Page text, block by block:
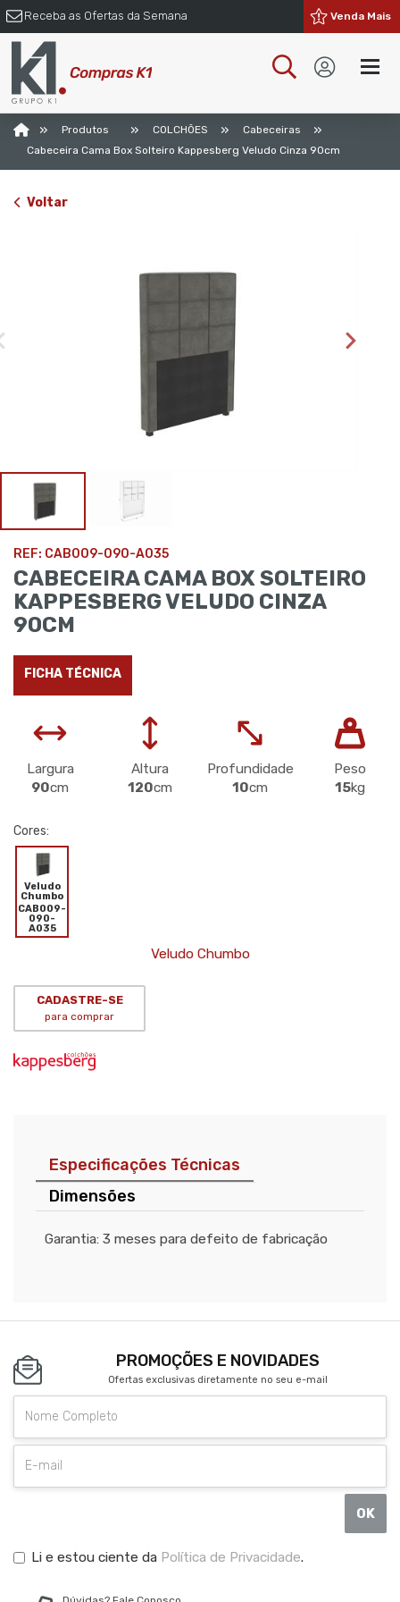
Receba as Ofertas da Semana Venda Mais
» Produtos » COLCHÕES » Cabeceiras »
Cabeceira Cama Box Solteiro Kappesberg Veludo Cinza 90cm
Voltar
REF: CAB009-090-A035
CABECEIRA CAMA BOX SOLTEIRO
KAPPESBERG VELUDO CINZA
90CM
FICHA TÉCNICA
Largura
90cm
Altura
120cm
Profundidade
10cm
Peso
15kg
Cores:
Veludo
Chumbo
CAB009-
090-
A035
Veludo Chumbo
CADASTRE-SE
para comprar
Especificações Técnicas
Dimensões
Garantia: 3 meses para defeito de fabricação
PROMOÇÕES E NOVIDADES
Ofertas exclusivas diretamente no seu e-mail
OK
Li e estou ciente da Política de Privacidade.